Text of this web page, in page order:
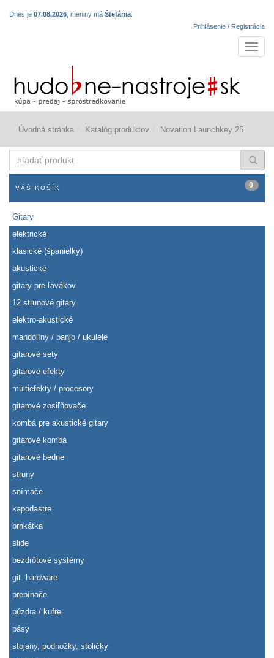
Dnes je 07.08.2026 , meniny má Štefánia
Prihlásenie / Registrácia
Úvodná stránka Katalóg produktov Novation Launchkey 25
produkt
VÁŠ KOŠÍK 0
Gitary
elektrické
klasické (španielky)
akustické
gitary pre ľavákov
12 strunové gitary
elektro-akustické
mandolíny / banjo / ukulele
gitarové sety
gitarové efekty
multiefekty / procesory
gitarové zosiľňovače
kombá pre akustické gitary
gitarové kombá
gitarové bedne
struny
snímače
kapodastre
brnkátka
slide
bezdrôtové systémy
git. hardware
prepínače
púzdra / kufre
pásy
stojany, podnožky, stoličky